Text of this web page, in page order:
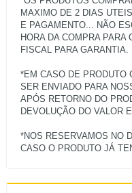
MAXIMO DE 2 DIAS
E PAGAMENTO... NÃO
HORA DA COMPRA
FISCAL PARA GARANTIA.
*EM CASO DE PRODUTO
SER ENVIADO PARA
APÓS RETORNO DO
DEVOLUÇÃO DO VALOR
*NOS RESERVAMOS NO